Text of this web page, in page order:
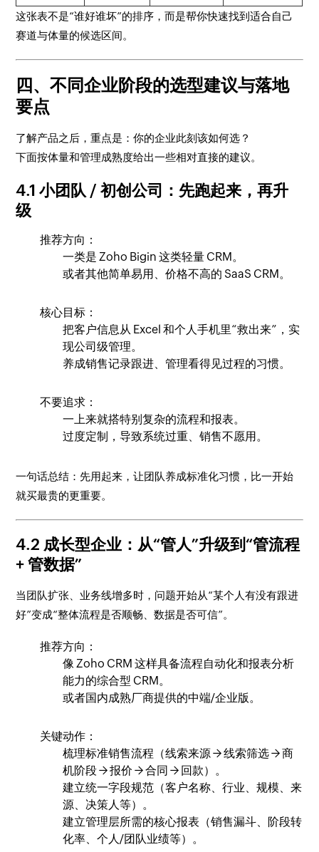
这张表不是“谁好谁坏”的排序，而是帮你快速找到适合自己
赛道与体量的候选区间。
四、不同企业阶段的选型建议与落地
要点
了解产品之后，重点是：你的企业此刻该如何选？
下面按体量和管理成熟度给出一些相对直接的建议。
4.1 小团队 / 初创公司：先跑起来，再升
级
推荐方向：
一类是 Zoho Bigin 这类轻量 CRM。
或者其他简单易用、价格不高的 SaaS CRM。
核心目标：
把客户信息从 Excel 和个人手机里“救出来”，实
现公司级管理。
养成销售记录跟进、管理看得见过程的习惯。
不要追求：
一上来就搭特别复杂的流程和报表。
过度定制，导致系统过重、销售不愿用。
一句话总结：先用起来，让团队养成标准化习惯，比一开始
就买最贵的更重要。
4.2 成长型企业：从“管人”升级到“管流程
+ 管数据”
当团队扩张、业务线增多时，问题开始从“某个人有没有跟进
好”变成“整体流程是否顺畅、数据是否可信”。
推荐方向：
像 Zoho CRM 这样具备流程自动化和报表分析
能力的综合型 CRM。
或者国内成熟厂商提供的中端/企业版。
关键动作：
梳理标准销售流程（线索来源 → 线索筛选 → 商
机阶段 → 报价 → 合同 → 回款）。
建立统一字段规范（客户名称、行业、规模、来
源、决策人等）。
建立管理层所需的核心报表（销售漏斗、阶段转
化率、个人/团队业绩等）。